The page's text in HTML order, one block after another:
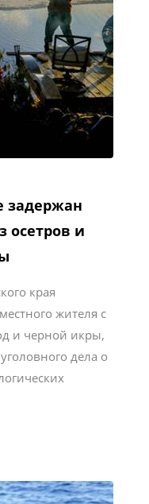
задержан
осетров и
края
жителя с
и черной икры,
дела о